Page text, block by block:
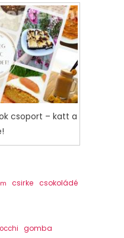
csoport – katt a
csirke csokoládé
gomba